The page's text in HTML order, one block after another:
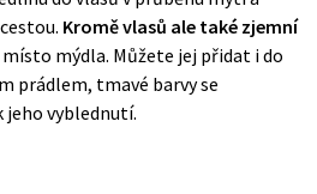
Kromě vlasů ale také zjemní
mýdla. Můžete jej přidat i do
prádlem, tmavé barvy se
jeho vyblednutí.